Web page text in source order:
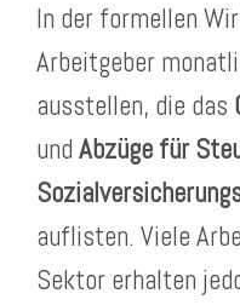
In der formellen
Arbeitgeber
ausstellen, die das
und Abzüge für
auflisten. Viele
Sektor erhalten